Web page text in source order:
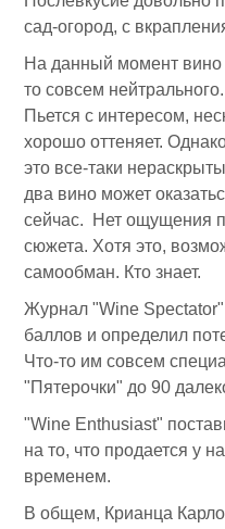
сад-огород, с
На данный момент вино
то совсем
Пьется с интересом,
хорошо оттеняет.
это все-таки
два вино может
сейчас. Нет ощущения
сюжета. Хотя это,
самообман. Кто знает.
Журнал "Wine
баллов и определил
Что-то им совсем
"Пятерочки" до 90
"Wine Enthusiast"
на то, что продается у
временем.
В общем, Крианца